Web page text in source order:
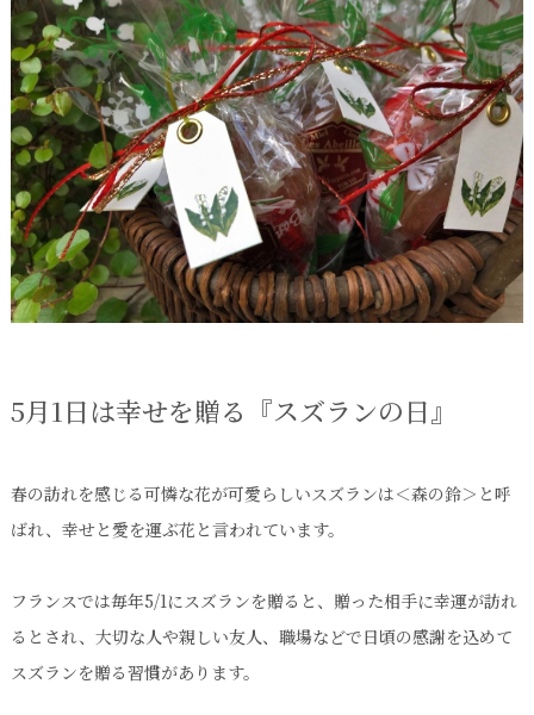
5月1日は幸せを贈る『スズランの日』
春の訪れを感じる可憐な花が可愛らしいスズランは＜森の鈴＞と呼
ばれ、幸せと愛を運ぶ花と言われています。
フランスでは毎年5/1にスズランを贈ると、贈った相手に幸運が訪れ
るとされ、大切な人や親しい友人、職場などで日頃の感謝を込めて
スズランを贈る習慣があります。